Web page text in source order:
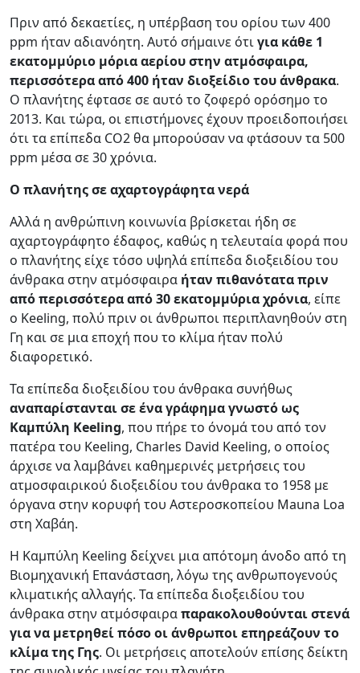
Πριν από δεκαετίες, η υπέρβαση του ορίου των 400
ppm ήταν αδιανόητη. Αυτό σήμαινε ότιγια κάθε 1
εκατομμύριο μόρια αερίου στην ατμόσφαιρα,
περισσότερα από 400 ήταν διοξείδιο του άνθρακα.
Ο πλανήτης έφτασε σε αυτό το ζοφερό ορόσημο το
2013. Και τώρα, οι επιστήμονες έχουν προειδοποιήσει
ότι τα επίπεδα CO2 θα μπορούσαν να φτάσουν τα 500
ppm μέσα σε 30 χρόνια.
Ο πλανήτης σε αχαρτογράφητα νερά
Αλλά η ανθρώπινη κοινωνία βρίσκεται ήδη σε
αχαρτογράφητο έδαφος, καθώς η τελευταία φορά που
ο πλανήτης είχε τόσο υψηλά επίπεδα διοξειδίου του
άνθρακα στην ατμόσφαιρα ήταν πιθανότατα πριν
από περισσότερα από 30 εκατομμύρια χρόνια, είπε
ο Keeling, πολύ πριν οι άνθρωποι περιπλανηθούν στη
Γη και σε μια εποχή που το κλίμα ήταν πολύ
διαφορετικό.
Τα επίπεδα διοξειδίου του άνθρακα συνήθως
αναπαρίστανται σε ένα γράφημα γνωστό ως
Καμπύλη Keeling, που πήρε το όνομά του από τον
πατέρα του Keeling, Charles David Keeling, ο οποίος
άρχισε να λαμβάνει καθημερινές μετρήσεις του
ατμοσφαιρικού διοξειδίου του άνθρακα το 1958 με
όργανα στην κορυφή του Αστεροσκοπείου Mauna Loa
στη Χαβάη.
Η Καμπύλη Keeling δείχνει μια απότομη άνοδο από τη
Βιομηχανική Επανάσταση, λόγω της ανθρωπογενούς
κλιματικής αλλαγής. Τα επίπεδα διοξειδίου του
άνθρακα στην ατμόσφαιραπαρακολουθούνται στενά
για να μετρηθεί πόσο οι άνθρωποι επηρεάζουν το
κλίμα της Γης. Οι μετρήσεις αποτελούν επίσης δείκτη